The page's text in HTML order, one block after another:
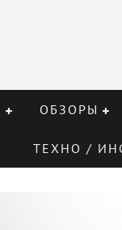
ОБЗОРЫ
ТЕХНО /